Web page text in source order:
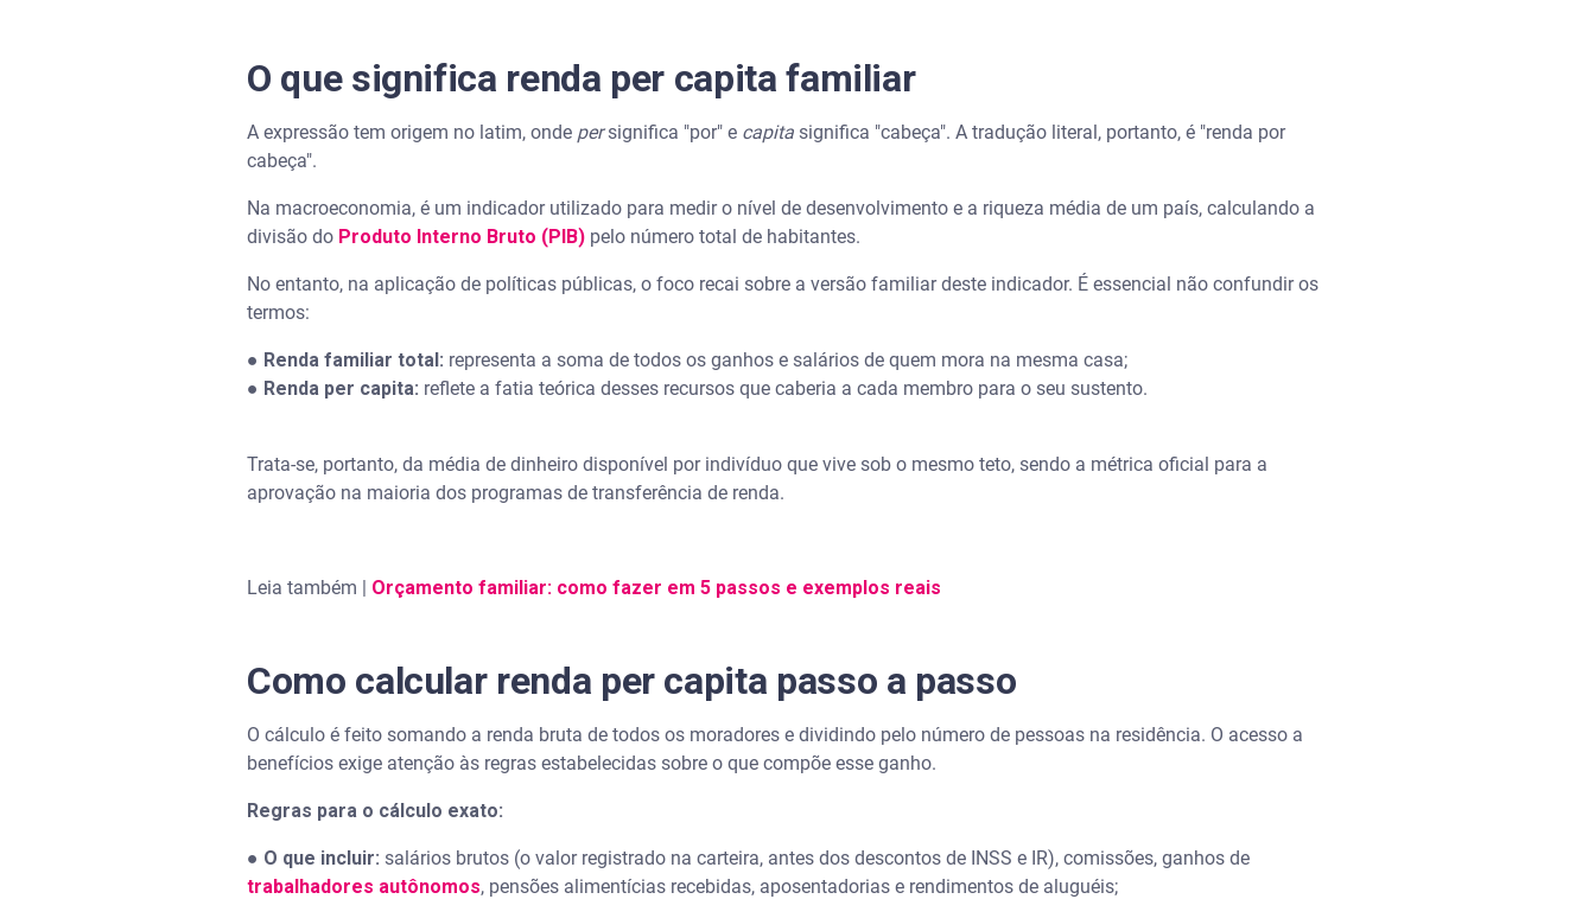
Próximos passos para a organização financeira
Perguntas frequentes sobre renda per capita
Qual o valor de 1,5 salário mínimo per capita?
Quem ganha R$ 2.500 pertence a qual classe social?
O que significa renda per capita familiar
A expressão tem origem no latim, onde persignifica "por" e capita significa "cabeça". A tradução literal, portanto, é "renda por
cabeça".
Na macroeconomia, é um indicador utilizado para medir o nível de desenvolvimento e a riqueza média de um país, calculando a
divisão do Produto Interno Bruto (PIB) pelo número total de habitantes.
No entanto, na aplicação de políticas públicas, o foco recai sobre a versão familiar deste indicador. É essencial não confundir os
termos:
● Renda familiar total: representa a soma de todos os ganhos e salários de quem mora na mesma casa;
● Renda per capita: reflete a fatia teórica desses recursos que caberia a cada membro para o seu sustento.
Trata-se, portanto, da média de dinheiro disponível por indivíduo que vive sob o mesmo teto, sendo a métrica oficial para a
aprovação na maioria dos programas de transferência de renda.
Leia também | Orçamento familiar: como fazer em 5 passos e exemplos reais
Como calcular renda per capita passo a passo
O cálculo é feito somando a renda bruta de todos os moradores e dividindo pelo número de pessoas na residência. O acesso a
benefícios exige atenção às regras estabelecidas sobre o que compõe esse ganho.
Regras para o cálculo exato:
● O que incluir: salários brutos (o valor registrado na carteira, antes dos descontos de INSS e IR), comissões, ganhos de
trabalhadores autônomos, pensões alimentícias recebidas, aposentadorias e rendimentos de aluguéis;